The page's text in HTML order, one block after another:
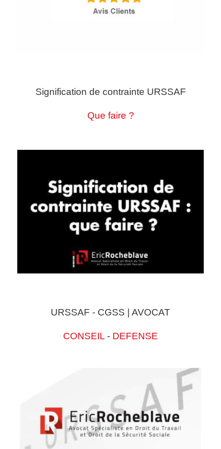
Signification de contrainte URSSAF
Que faire ?
URSSAF - CGSS | AVOCAT
CONSEIL - DEFENSE